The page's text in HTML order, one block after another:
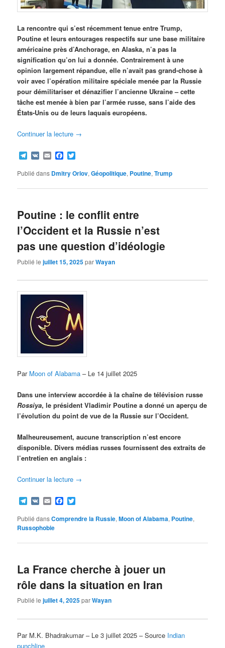
La rencontre qui s’est récemment tenue entre Trump,
Poutine et leurs entourages respectifs sur une base militaire
américaine près d’Anchorage, en Alaska, n’a pas la
signification qu’on lui a donnée. Contrairement à une
opinion largement répandue, elle n’avait pas grand-chose à
voir avec l’opération militaire spéciale menée par la Russie
pour démilitariser et dénazifier l’ancienne Ukraine – cette
tâche est menée à bien par l’armée russe, sans l’aide des
États-Unis ou de leurs laquais européens.
Continuer la lecture →
Telegram
VK EmailFacebook
Publié dans Dmitry Orlov,Géopolitique, Poutine,Trump
Poutine : le conflit entre
l’Occident et la Russie n’est
pas une question d’idéologie
Publié lejuillet 15, 2025parWayan
Par Moon of Alabama – Le 14 juillet 2025
Dans une interview accordée à la chaîne de télévision russe
Rossiya, le président Vladimir Poutine a donné un aperçu de
l’évolution du point de vue de la Russie sur l’Occident.
Malheureusement, aucune transcription n’est encore
disponible. Divers médias russes fournissent des extraits de
l’entretien en anglais :
Continuer la lecture →
Telegram
VK EmailFacebook
Publié dansComprendre la Russie,Moon of Alabama, Poutine,
Russophobie
La France cherche à jouer un
rôle dans la situation en Iran
Publié lejuillet 4, 2025parWayan
Par M.K. Bhadrakumar – Le 3 juillet 2025 – Source Indian
punchline